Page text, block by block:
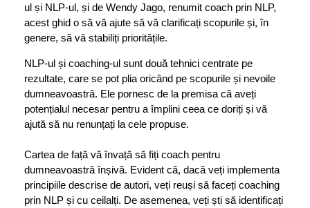
ul și NLP-ul, și de Wendy Jago, renumit coach prin NLP,
acest ghid o să vă ajute să vă clarificați scopurile și, în
genere, să vă stabiliți prioritățile.
NLP-ul și coaching-ul sunt două tehnici centrate pe
rezultate, care se pot plia oricând pe scopurile și nevoile
dumneavoastră. Ele pornesc de la premisa că aveți
potențialul necesar pentru a împlini ceea ce doriți și vă
ajută să nu renunțați la cele propuse.
Cartea de față vă învață să fiți coach pentru
dumneavoastră înșivă. Evident că, dacă veți implementa
principiile descrise de autori, veți reuși să faceți coaching
prin NLP și cu ceilalți. De asemenea, veți ști să identificați